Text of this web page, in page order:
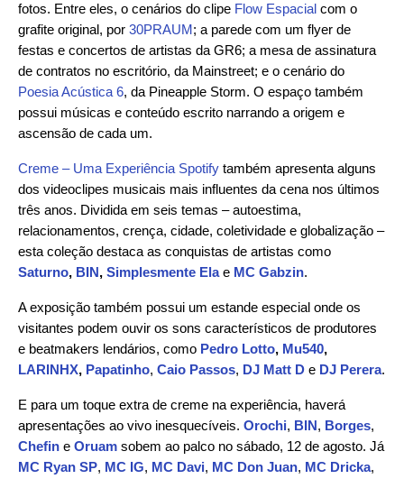
fotos. Entre eles, o cenários do clipe Flow Espacial com o
grafite original, por 30PRAUM; a parede com um flyer de
festas e concertos de artistas da GR6; a mesa de assinatura
de contratos no escritório, da Mainstreet; e o cenário do
Poesia Acústica 6, da Pineapple Storm. O espaço também
possui músicas e conteúdo escrito narrando a origem e
ascensão de cada um.
Creme – Uma Experiência Spotify também apresenta alguns
dos videoclipes musicais mais influentes da cena nos últimos
três anos. Dividida em seis temas – autoestima,
relacionamentos, crença, cidade, coletividade e globalização –
esta coleção destaca as conquistas de artistas como
Saturno, BIN, Simplesmente Elae MC Gabzin.
A exposição também possui um estande especial onde os
visitantes podem ouvir os sons característicos de produtores
e beatmakers lendários, como Pedro Lotto, Mu540,
LARINHX, Papatinho, Caio Passos, DJ Matt D e DJ Perera.
E para um toque extra de creme na experiência, haverá
apresentações ao vivo inesquecíveis. Orochi, BIN, Borges,
Chefin e Oruam sobem ao palco no sábado, 12 de agosto. Já
MC Ryan SP, MC IG, MC Davi, MC Don Juan, MC Dricka,